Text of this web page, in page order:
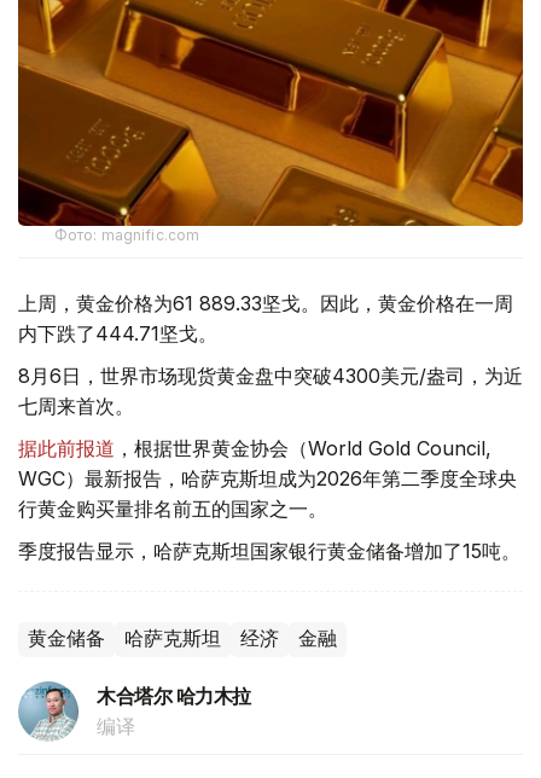
Фото: magnific.com
上周，黄金价格为61 889.33坚戈。因此，黄金价格在一周
内下跌了444.71坚戈。
8月6日，世界市场现货黄金盘中突破4300美元/盎司，为近
七周来首次。
据此前报道 ，根据世界黄金协会（World Gold Council,
WGC）最新报告，哈萨克斯坦成为2026年第二季度全球央
行黄金购买量排名前五的国家之一。
季度报告显示，哈萨克斯坦国家银行黄金储备增加了15吨。
黄金储备 哈萨克斯坦 经济 金融
木合塔尔 哈力木拉
编译